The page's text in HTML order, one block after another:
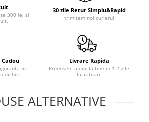
300 lei si
30 zile Retur Simplu&Rapid
trimitem noi curierul
in
dichis.
Livrare Rapida
Produsele ajung la tine in 1-2 zile
lucratoare
ALTERNATIVE